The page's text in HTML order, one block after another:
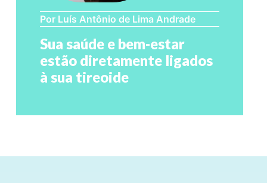
Por Luís Antônio de Lima Andrade
Sua saúde e bem-estar
estão diretamente ligados
à sua tireoide